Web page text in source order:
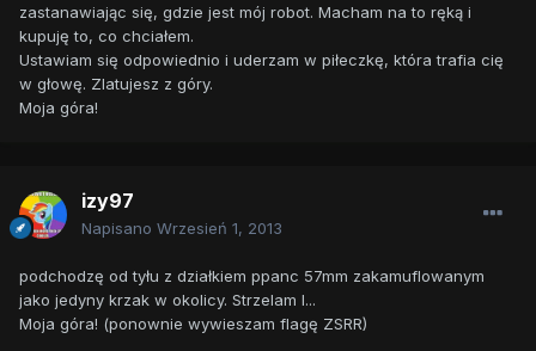
zastanawiając się, gdzie jest mój robot. Macham na to ręką i
kupuję to, co chciałem.
Ustawiam się odpowiednio i uderzam w piłeczkę, która trafia cię
w głowę. Zlatujesz z góry.
Moja góra!
izy97
Napisano Wrzesień 1, 2013
podchodzę od tyłu z działkiem ppanc 57mm zakamuflowanym
jako jedyny krzak w okolicy. Strzelam I...
Moja góra! (ponownie wywieszam flagę ZSRR)